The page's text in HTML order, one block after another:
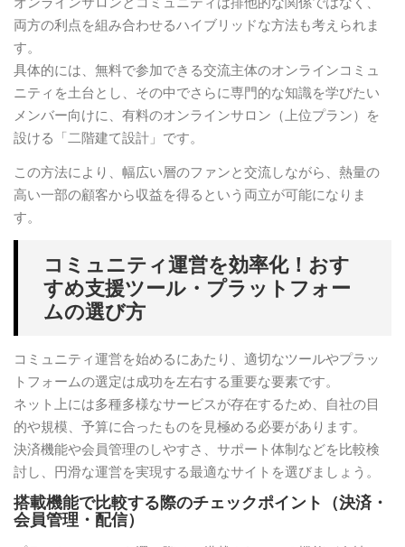
両方の利点を組み合わせるハイブリッドな方法も考えられま
す。
具体的には、無料で参加できる交流主体のオンラインコミュ
ニティを土台とし、その中でさらに専門的な知識を学びたい
メンバー向けに、有料のオンラインサロン（上位プラン）を
設ける「二階建て設計」です。
この方法により、幅広い層のファンと交流しながら、熱量の
高い一部の顧客から収益を得るという両立が可能になりま
す。
コミュニティ運営を効率化！おす
すめ支援ツール・プラットフォー
ムの選び方
コミュニティ運営を始めるにあたり、適切なツールやプラッ
トフォームの選定は成功を左右する重要な要素です。
ネット上には多種多様なサービスが存在するため、自社の目
的や規模、予算に合ったものを見極める必要があります。
決済機能や会員管理のしやすさ、サポート体制などを比較検
討し、円滑な運営を実現する最適なサイトを選びましょう。
搭載機能で比較する際のチェックポイント（決済・
会員管理・配信）